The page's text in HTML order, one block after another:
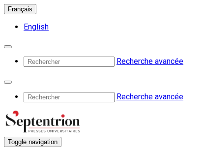
Français
English
Recherche avancée
Recherche avancée
Toggle navigation